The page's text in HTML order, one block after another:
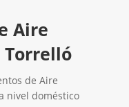
Aire
Torrelló
de Aire
nivel doméstico